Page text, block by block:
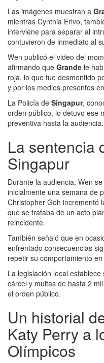
Las imágenes muestran a
mientras Cynthia Erivo,
interviene para separar al
contuvieron de inmediato al
Wen publicó el video del
afirmando que Grande le
roja, lo que fue desmentido
y por los medios presentes
La Policía de Singapur,
orden público, lo detuvo ese
preventiva hasta la audiencia.
La sentencia
Singapur
Durante la audiencia, Wen
inicialmente una semana de
Christopher Goh incrementó
que se trataba de un acto
reincidente.
También señaló que en
enfrentado consecuencias
repetir su comportamiento en
La legislación local
cárcel y multas de hasta 2
el orden público.
Un historial
Katy Perry a
Olímpicos